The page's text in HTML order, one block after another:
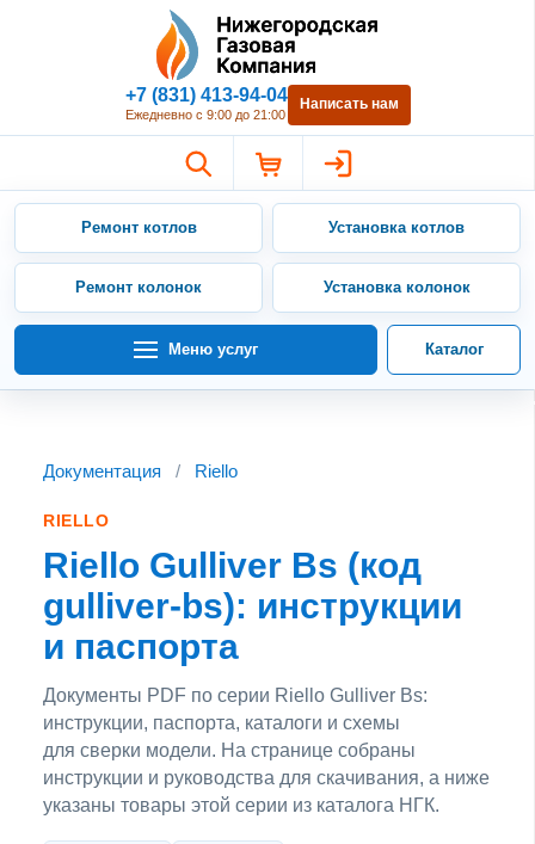
Нижегородская Газовая
+7 (831) 413-94-04
Ежедневно с 9:00 до 21:00
Написать нам
Ремонт котлов Установка котлов
Ремонт колонок Установка колонок
Меню услуг Каталог
Документация / Riello
RIELLO
Riello Gulliver Bs (код
gulliver-bs): инструкции
и паспорта
Документы PDF по серии Riello Gulliver Bs:
инструкции, паспорта, каталоги и схемы
для сверки модели. На странице собраны
инструкции и руководства для скачивания, а ниже
указаны товары этой серии из каталога НГК.